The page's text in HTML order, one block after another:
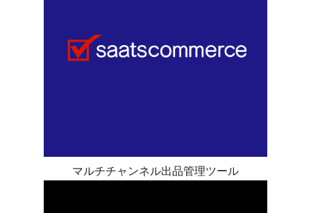
マルチチャンネル出品管理ツール